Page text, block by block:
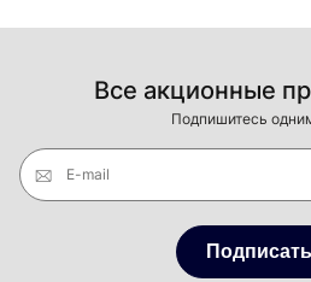
Все акционные
Подпишитесь
E-mail